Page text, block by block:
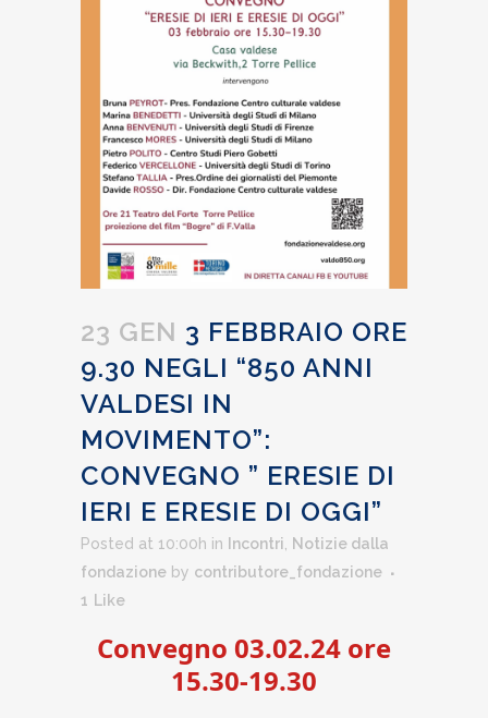
23 GEN 3 FEBBRAIO ORE
9.30 NEGLI “850 ANNI
VALDESI IN
MOVIMENTO”:
CONVEGNO ” ERESIE DI
IERI E ERESIE DI OGGI”
Posted at 10:00h in Incontri, Notizie dalla
fondazione by contributore_fondazione
1 Like
Convegno 03.02.24 ore
15.30-19.30